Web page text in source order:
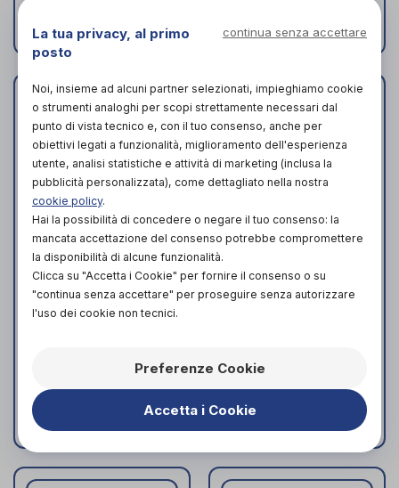
DIATERMO MB 200
- mono/bipolare -
ATTUALMENTE NON
OTTOTIPO
diGIMA
PRODOTTO
ATTUALMENTE NON
La tua privacy, al primo
posto
continua senza accettare
Noi, insieme ad alcuni partner selezionati, impieghiamo cookie
o strumenti analoghi per scopi strettamente necessari dal
punto di vista tecnico e, con il tuo consenso, anche per
obiettivi legati a funzionalità, miglioramento dell'esperienza
utente, analisi statistiche e attività di marketing (inclusa la
pubblicità personalizzata), come dettagliato nella nostra
cookie policy.
Hai la possibilità di concedere o negare il tuo consenso: la
mancata accettazione del consenso potrebbe compromettere
la disponibilità di alcune funzionalità.
Clicca su "Accetta i Cookie" per fornire il consenso o su
"continua senza accettare" per proseguire senza autorizzare
l'uso dei cookie non tecnici.
Preferenze Cookie
Accetta i Cookie